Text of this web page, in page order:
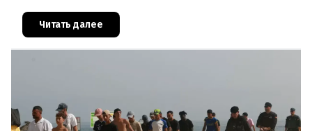
(ÖVP) категорически исключила возможность
ускоренного присоединения
Читать далее